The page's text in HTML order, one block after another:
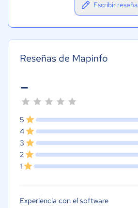
Escribir reseña
Reseñas de Mapinfo
-
5
4
3
2
1
Experiencia con el software